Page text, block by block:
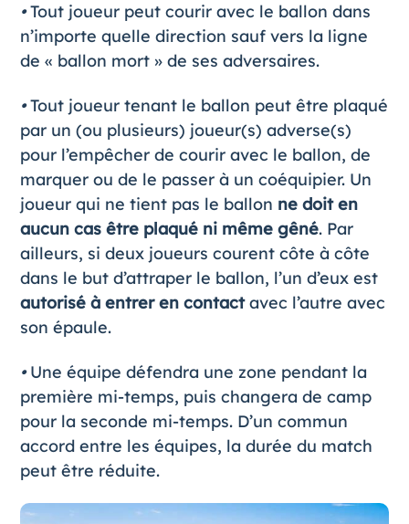
•Tout joueur peut courir avec le ballon dans
n’importe quelle direction sauf vers la ligne
de « ballon mort » de ses adversaires.
•Tout joueur tenant le ballon peut être plaqué
par un (ou plusieurs) joueur(s) adverse(s)
pour l’empêcher de courir avec le ballon, de
marquer ou de le passer à un coéquipier. Un
joueur qui ne tient pas le ballon ne doit en
aucun cas être plaqué ni même gêné. Par
ailleurs, si deux joueurs courent côte à côte
dans le but d’attraper le ballon, l’un d’eux est
autorisé à entrer en contactavec l’autre avec
son épaule.
•Une équipe défendra une zone pendant la
première mi-temps, puis changera de camp
pour la seconde mi-temps. D’un commun
accord entre les équipes, la durée du match
peut être réduite.